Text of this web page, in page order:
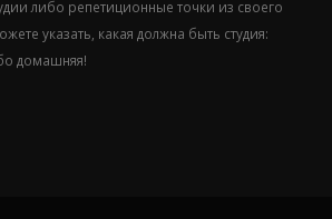
либо репетиционные точки из своего
указать, какая должна быть студия:
домашняя!